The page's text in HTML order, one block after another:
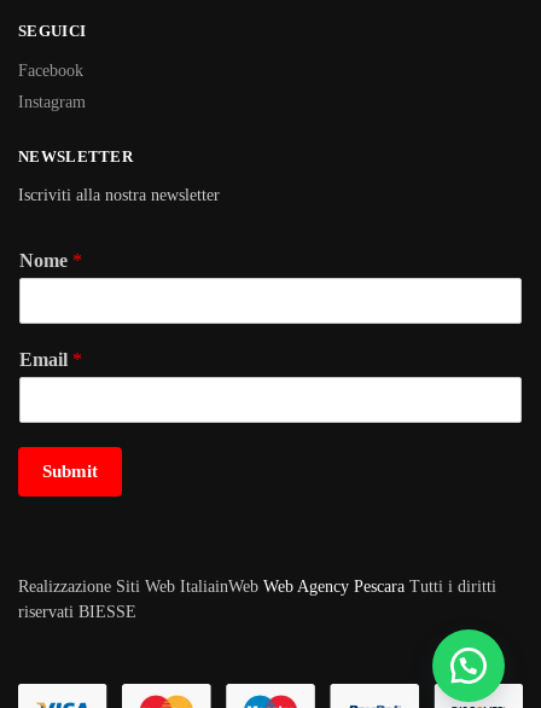
SEGUICI
Facebook
Instagram
NEWSLETTER
Iscriviti alla nostra newsletter
Nome *
Email *
Submit
Realizzazione Siti Web ItaliainWeb Web Agency Pescara Tutti i diritti
riservati BIESSE